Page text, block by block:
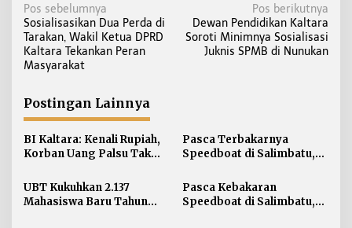
N
a
v
i
a
s
i
p
o
s
Pos sebelumnya
Sosialisasikan Dua Perda di
Tarakan, Wakil Ketua DPRD
Kaltara Tekankan Peran
Masyarakat
Pos berikutnya
Dewan Pendidikan Kaltara
Soroti Minimnya Sosialisasi
Juknis SPMB di Nunukan
Postingan Lainnya
BI Kaltara: Kenali Rupiah,
Korban Uang Palsu Tak
Pasca Terbakarnya
Speedboat di Salimbatu,
Pengawasan dan Edukasi
Awak Kapal
UBT Kukuhkan 2.137
Mahasiswa Baru Tahun
Pasca Kebakaran
Speedboat di Salimbatu,